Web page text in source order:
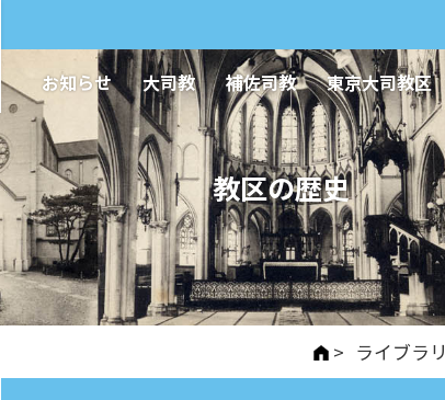
お知らせ 大司教 補佐司教 東京大司教区
教区の歴史
> ライブラリ